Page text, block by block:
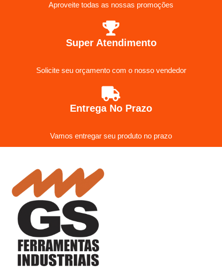
Aproveite todas as nossas promoções
Super Atendimento
Solicite seu orçamento com o nosso vendedor
Entrega No Prazo
Vamos entregar seu produto no prazo